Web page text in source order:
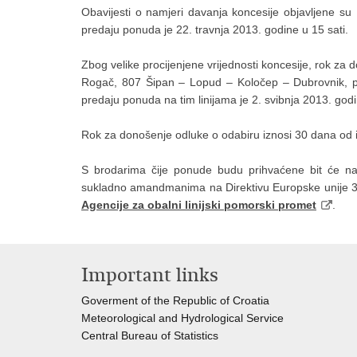
Obavijesti o namjeri davanja koncesije objavljene
predaju ponuda je 22. travnja 2013. godine u 15 sati.
Zbog velike procijenjene vrijednosti koncesije, rok za
Rogač, 807 Šipan – Lopud – Koločep –
predaju ponuda na tim linijama je 2. svibnja 2013.
Rok za donošenje odluke o odabiru iznosi 30 dana
S brodarima čije ponude budu prihvaćene bit će
sukladno amandmanima na Direktivu Europske
Agencije za obalni linijski pomorski promet
.
Important links
Goverment of the Republic of Croatia
Meteorological and Hydrological Service
Central Bureau of Statistics